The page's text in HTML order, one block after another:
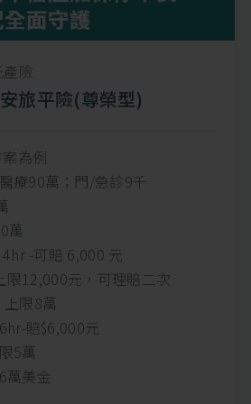
險
旅平險(尊榮型)
為例
療90萬；門/急診9千
萬
4hr -可賠 6,000 元
元，可理賠二次
上限8萬
賠$6,000元
5萬
萬美金